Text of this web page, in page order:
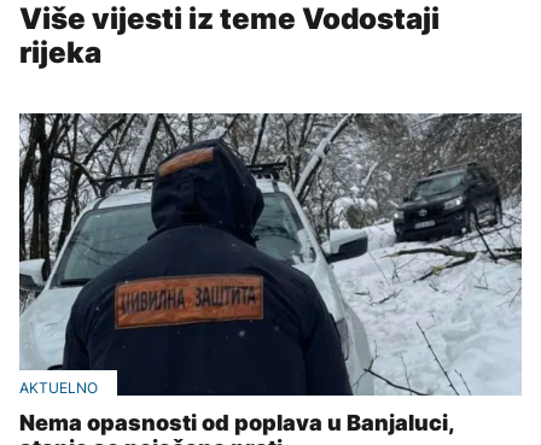
Više vijesti iz teme Vodostaji
rijeka
AKTUELNO
Nema opasnosti od poplava u Banjaluci,